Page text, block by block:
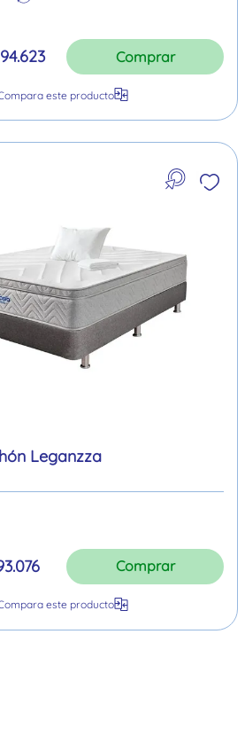
.623 Comprar
Leganzza
.076 Comprar